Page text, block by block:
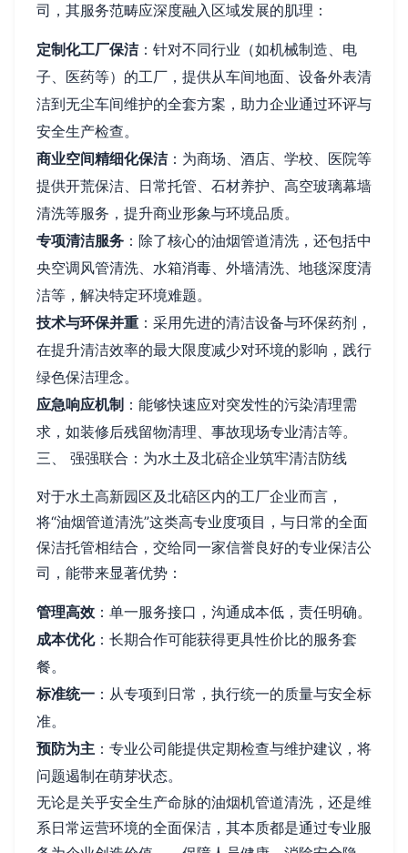
司，其服务范畴应深度融入区域发展的肌理：
定制化工厂保洁：针对不同行业（如机械制造、电
子、医药等）的工厂，提供从车间地面、设备外表清
洁到无尘车间维护的全套方案，助力企业通过环评与
安全生产检查。
商业空间精细化保洁：为商场、酒店、学校、医院等
提供开荒保洁、日常托管、石材养护、高空玻璃幕墙
清洗等服务，提升商业形象与环境品质。
专项清洁服务 ：除了核心的油烟管道清洗，还包括中
央空调风管清洗、水箱消毒、外墙清洗、地毯深度清
洁等，解决特定环境难题。
技术与环保并重 ：采用先进的清洁设备与环保药剂，
在提升清洁效率的最大限度减少对环境的影响，践行
绿色保洁理念。
应急响应机制 ：能够快速应对突发性的污染清理需
求，如装修后残留物清理、事故现场专业清洁等。
三、 强强联合：为水土及北碚企业筑牢清洁防线
对于水土高新园区及北碚区内的工厂企业而言，
将“油烟管道清洗”这类高专业度项目，与日常的全面
保洁托管相结合，交给同一家信誉良好的专业保洁公
司，能带来显著优势：
管理高效 ：单一服务接口，沟通成本低，责任明确。
成本优化：长期合作可能获得更具性价比的服务套
餐。
标准统一 ：从专项到日常，执行统一的质量与安全标
准。
预防为主 ：专业公司能提供定期检查与维护建议，将
问题遏制在萌芽状态。
无论是关乎安全生产命脉的油烟机管道清洗，还是维
系日常运营环境的全面保洁，其本质都是通过专业服